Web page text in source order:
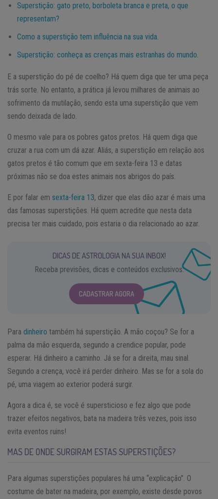
Superstição: gato preto, borboleta branca e preta, o que
representam?
Como a superstição tem influência na sua vida.
Superstição: conheça as crenças mais estranhas do mundo.
E a superstição do pé de coelho? Há quem diga que ter uma peça
trás sorte. No entanto, a prática já levou milhares de animais ao
sofrimento da mutilação, sendo esta uma superstição que vem
sendo deixada de lado.
O mesmo vale para os pobres gatos pretos. Há quem diga que
cruzar a rua com um dá azar. Aliás, a superstição em relação aos
gatos pretos é tão comum que em sexta-feira 13 e datas
próximas não se doa estes animais nos abrigos do país.
E por falar em sexta-feira 13, dizer que elas dão azar é mais uma
das famosas superstições. Há quem acredite que nesta data
precisa ter mais cuidado, pois estaria o dia relacionado ao azar.
DICAS DE ASTROLOGIA NA SUA INBOX!
Receba previsões, dicas e conteúdos exclusivos.
CADASTRAR AGORA
Para dinheiro também há superstição. A mão coçou? Se for a
palma da mão esquerda, segundo a crendice popular, pode
esperar. Há dinheiro a caminho. Já se for a direita, mau sinal.
Segundo a crença, você irá perder dinheiro. Mas se for a sola do
pé, uma viagem ao exterior poderá surgir.
Agora a dica é, se você é supersticioso e fez algo que pode
trazer efeitos negativos, bata na madeira três vezes, pois isso
evita eventos ruins!
MAS DE ONDE SURGIRAM ESTAS SUPERSTIÇÕES?
Para algumas superstições populares há uma “explicação”. O
costume de bater na madeira, por exemplo, existe desde povos